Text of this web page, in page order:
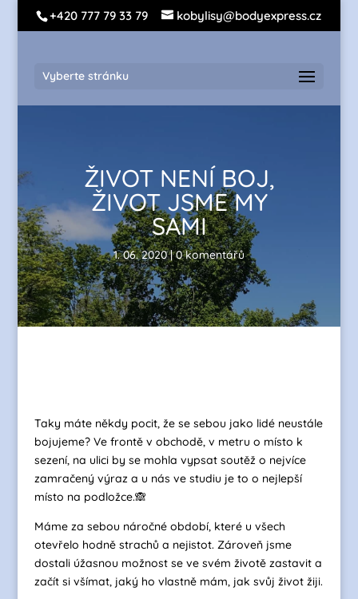
+420 777 79 33 79 kobylisy@bodyexpress.cz
Vyberte stránku
ŽIVOT NENÍ BOJ,
ŽIVOT JSME MY
SAMI
1. 06. 2020|0 komentářů
Taky máte někdy pocit, že se sebou jako lidé neustále
bojujeme? Ve frontě v obchodě, v metru o místo k
sezení, na ulici by se mohla vypsat soutěž o nejvíce
zamračený výraz a u nás ve studiu je to o nejlepší
místo na podložce.🙈
Máme za sebou náročné období, které u všech
otevřelo hodně strachů a nejistot. Zároveň jsme
dostali úžasnou možnost se ve svém životě zastavit a
začít si všímat, jaký ho vlastně mám, jak svůj život žiji.